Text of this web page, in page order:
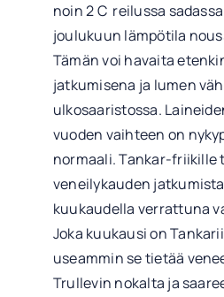
noin 2 C reilussa
joulukuun lämpötila
Tämän voi havaita
jatkumisena ja lumen
ulkosaaristossa.
vuoden vaihteen on
normaali. Tankar-friikille
veneilykauden
kuukaudella verrattuna
Joka kuukausi on
useammin se tietää
Trullevin nokalta ja